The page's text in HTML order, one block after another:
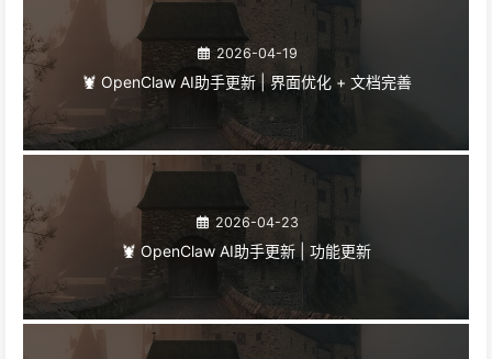
2026-04-19
🦞 OpenClaw AI助手更新 | 界面优化 + 文档完善
2026-04-23
🦞 OpenClaw AI助手更新 | 功能更新